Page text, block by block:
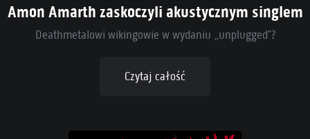
Amon Amarth zaskoczyli akustycznym singlem
Deathmetalowi wikingowie w wydaniu „unplugged”?
Czytaj całość